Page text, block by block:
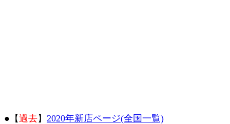
●【過去】 2020年新店ページ(全国一覧)